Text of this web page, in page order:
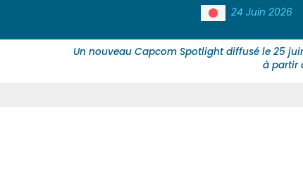
24 Juin 2026
Un nouveau Capcom Spotlight diffusé le 25
à partir